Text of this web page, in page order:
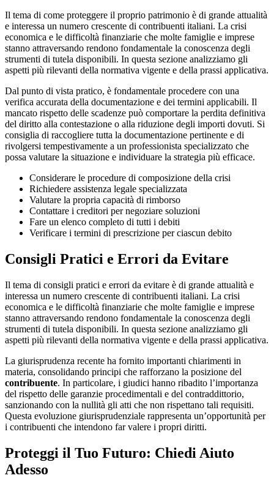
Il tema di come proteggere il proprio patrimonio è di grande attualità
e interessa un numero crescente di contribuenti italiani. La crisi
economica e le difficoltà finanziarie che molte famiglie e imprese
stanno attraversando rendono fondamentale la conoscenza degli
strumenti di tutela disponibili. In questa sezione analizziamo gli
aspetti più rilevanti della normativa vigente e della prassi applicativa.
Dal punto di vista pratico, è fondamentale procedere con una
verifica accurata della documentazione e dei termini applicabili. Il
mancato rispetto delle scadenze può comportare la perdita definitiva
del diritto alla contestazione o alla riduzione degli importi dovuti. Si
consiglia di raccogliere tutta la documentazione pertinente e di
rivolgersi tempestivamente a un professionista specializzato che
possa valutare la situazione e individuare la strategia più efficace.
Considerare le procedure di composizione della crisi
Richiedere assistenza legale specializzata
Valutare la propria capacità di rimborso
Contattare i creditori per negoziare soluzioni
Fare un elenco completo di tutti i debiti
Verificare i termini di prescrizione per ciascun debito
Consigli Pratici e Errori da Evitare
Il tema di consigli pratici e errori da evitare è di grande attualità e
interessa un numero crescente di contribuenti italiani. La crisi
economica e le difficoltà finanziarie che molte famiglie e imprese
stanno attraversando rendono fondamentale la conoscenza degli
strumenti di tutela disponibili. In questa sezione analizziamo gli
aspetti più rilevanti della normativa vigente e della prassi applicativa.
La giurisprudenza recente ha fornito importanti chiarimenti in
materia, consolidando principi che rafforzano la posizione del
contribuente. In particolare, i giudici hanno ribadito l’importanza
del rispetto delle garanzie procedimentali e del contraddittorio,
sanzionando con la nullità gli atti che non rispettano tali requisiti.
Questa evoluzione giurisprudenziale rappresenta un’opportunità per
i contribuenti che intendono far valere i propri diritti.
Proteggi il Tuo Futuro: Chiedi Aiuto
Adesso